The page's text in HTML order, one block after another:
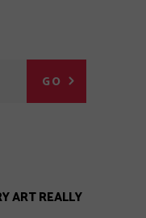
GO
ART REALLY